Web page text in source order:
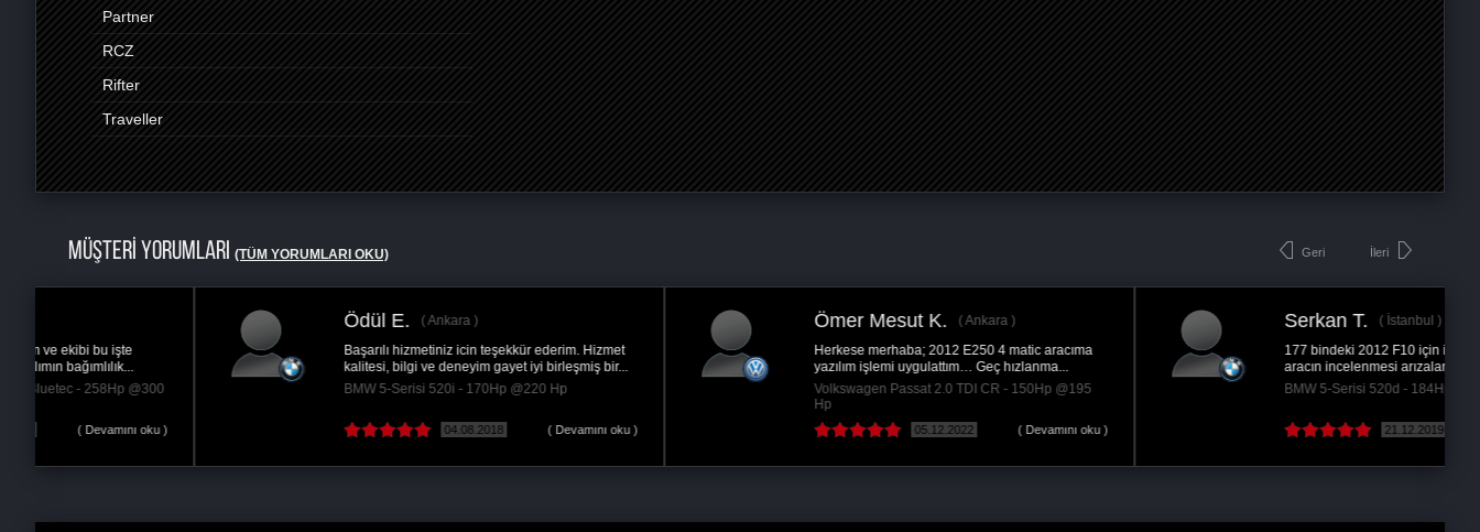
Partner
RCZ
Rifter
Traveller
MÜŞTERİ YORUMLARI (TÜM YORUMLARI OKU) Geri
Serkan T.
177 bindeki 2012 F10 için işlem yapılmadan önce
aracın incelenmesi arızalarının belirlemesi ve...
BMW 5-Serisi 520d - 184Hp @220 Hp
21.12.2019 ( Devamını oku )
Serkan D.
Çokk iyi elinize sağlık .yakıt 0.7 lt
azaldı.performans iyi...
Renault Scenic 1.5 DCi - 110Hp @130 Hp
21.03.2017
Oğulcan Ş.
Normal kullanımda yakıt tüketimimiz azaldı,
performans istediğimizde de kesinlikle tatmin...
Audi A4 1.8 TFSi - 120Hp @210 Hp
( Devamını oku )
İleri